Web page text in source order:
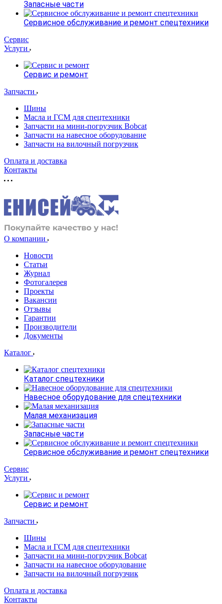
Запасные части
Сервисное обслуживание и ремонт спецтехники
Сервис
Услуги
Сервис и ремонт
Запчасти
Шины
Масла и ГСМ для спецтехники
Запчасти на мини-погрузчик Bobcat
Запчасти на навесное оборудование
Запчасти на вилочный погрузчик
Оплата и доставка
Контакты
О компании
Новости
Статьи
Журнал
Фотогалерея
Проекты
Вакансии
Отзывы
Гарантии
Производители
Документы
Каталог
Каталог спецтехники
Навесное оборудование для спецтехники
Малая механизация
Запасные части
Сервисное обслуживание и ремонт спецтехники
Сервис
Услуги
Сервис и ремонт
Запчасти
Шины
Масла и ГСМ для спецтехники
Запчасти на мини-погрузчик Bobcat
Запчасти на навесное оборудование
Запчасти на вилочный погрузчик
Оплата и доставка
Контакты